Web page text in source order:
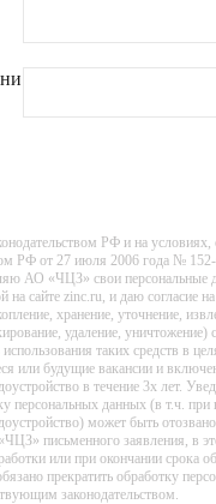
РФ и на
РФ от 27 июля 2006 года №
АО «ЧЦЗ» свои персональные
сайте zinc.ru, и даю согласие на
хранение, уточнение,
удаление, уничтожение)
таких средств в
или будущие вакансии и
в течение 3х лет.
персональных данных (в т.ч. при
может быть
письменного заявления, в
или при окончании срока
прекратить обработку
законодательством.